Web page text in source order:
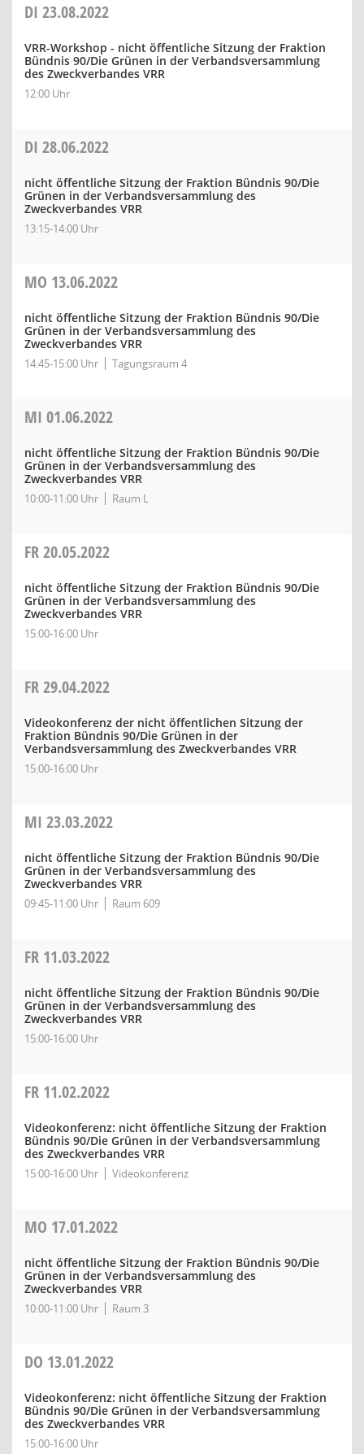
DI 23.08.2022
VRR-Workshop - nicht öffentliche Sitzung der Fraktion
Bündnis 90/Die Grünen in der Verbandsversammlung
des Zweckverbandes VRR
12:00 Uhr
DI 28.06.2022
nicht öffentliche Sitzung der Fraktion Bündnis 90/Die
Grünen in der Verbandsversammlung des
Zweckverbandes VRR
13:15-14:00 Uhr
MO 13.06.2022
nicht öffentliche Sitzung der Fraktion Bündnis 90/Die
Grünen in der Verbandsversammlung des
Zweckverbandes VRR
14:45-15:00 Uhr Tagungsraum 4
MI 01.06.2022
nicht öffentliche Sitzung der Fraktion Bündnis 90/Die
Grünen in der Verbandsversammlung des
Zweckverbandes VRR
10:00-11:00 Uhr Raum L
FR20.05.2022
nicht öffentliche Sitzung der Fraktion Bündnis 90/Die
Grünen in der Verbandsversammlung des
Zweckverbandes VRR
15:00-16:00 Uhr
FR29.04.2022
Videokonferenz der nicht öffentlichen Sitzung der
Fraktion Bündnis 90/Die Grünen in der
Verbandsversammlung des Zweckverbandes VRR
15:00-16:00 Uhr
MI 23.03.2022
nicht öffentliche Sitzung der Fraktion Bündnis 90/Die
Grünen in der Verbandsversammlung des
Zweckverbandes VRR
09:45-11:00 Uhr Raum 609
FR 11.03.2022
nicht öffentliche Sitzung der Fraktion Bündnis 90/Die
Grünen in der Verbandsversammlung des
Zweckverbandes VRR
15:00-16:00 Uhr
FR 11.02.2022
Videokonferenz: nicht öffentliche Sitzung der Fraktion
Bündnis 90/Die Grünen in der Verbandsversammlung
des Zweckverbandes VRR
15:00-16:00 Uhr Videokonferenz
MO 17.01.2022
nicht öffentliche Sitzung der Fraktion Bündnis 90/Die
Grünen in der Verbandsversammlung des
Zweckverbandes VRR
10:00-11:00 Uhr Raum 3
DO 13.01.2022
Videokonferenz: nicht öffentliche Sitzung der Fraktion
Bündnis 90/Die Grünen in der Verbandsversammlung
des Zweckverbandes VRR
15:00-16:00 Uhr